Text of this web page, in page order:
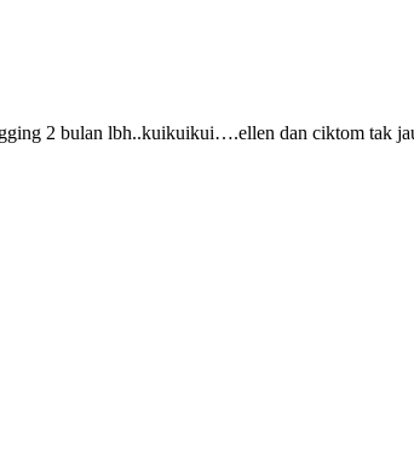
2 bulan lbh..kuikuikui….ellen dan ciktom tak